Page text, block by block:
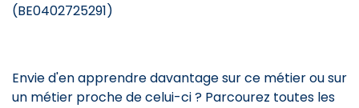
(BE0402725291)
Envie d'en apprendre davantage sur ce métier ou sur
un métier proche de celui-ci ? Parcourez toutes les